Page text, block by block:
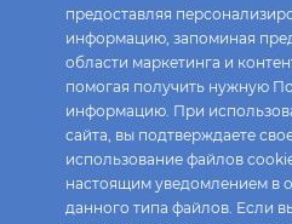
предоставляя
информацию, запоминая
области маркетинга и
помогая получить нужную
информацию. При
сайта, вы подтверждаете
использование файлов
настоящим уведомлением в
данного типа файлов. Если